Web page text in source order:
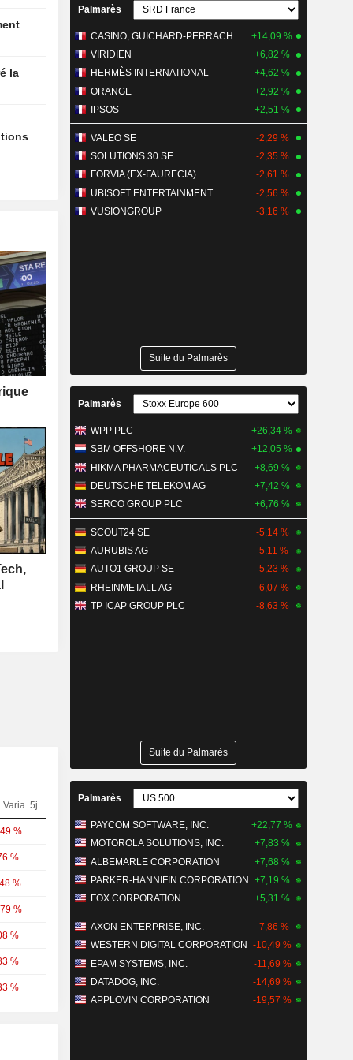
Varia. 5j.
%
%
%
%
%
%
%
Palmarès
CASINO, GUICHARD-PERRACHON SA
+14,09 %
VIRIDIEN
+6,82 %
HERMÈS INTERNATIONAL
+4,62 %
ORANGE
+2,92 %
IPSOS
+2,51 %
VALEO SE
-2,29 %
SOLUTIONS 30 SE
-2,35 %
FORVIA (EX-FAURECIA)
-2,61 %
UBISOFT ENTERTAINMENT
-2,56 %
VUSIONGROUP
-3,16 %
Suite du Palmarès
Palmarès
WPP PLC
+26,34 %
SBM OFFSHORE N.V.
+12,05 %
HIKMA PHARMACEUTICALS PLC
+8,69 %
DEUTSCHE TELEKOM AG
+7,42 %
SERCO GROUP PLC
+6,76 %
SCOUT24 SE
-5,14 %
AURUBIS AG
-5,11 %
AUTO1 GROUP SE
-5,23 %
RHEINMETALL AG
-6,07 %
TP ICAP GROUP PLC
-8,63 %
Suite du Palmarès
Palmarès
PAYCOM SOFTWARE, INC.
+22,77 %
MOTOROLA SOLUTIONS, INC.
+7,83 %
ALBEMARLE CORPORATION
+7,68 %
PARKER-HANNIFIN CORPORATION +7,19 %
FOX CORPORATION
+5,31 %
AXON ENTERPRISE, INC.
-7,86 %
WESTERN DIGITAL CORPORATION
-10,49 %
EPAM SYSTEMS, INC.
-11,69 %
DATADOG, INC.
-14,69 %
APPLOVIN CORPORATION
-19,57 %